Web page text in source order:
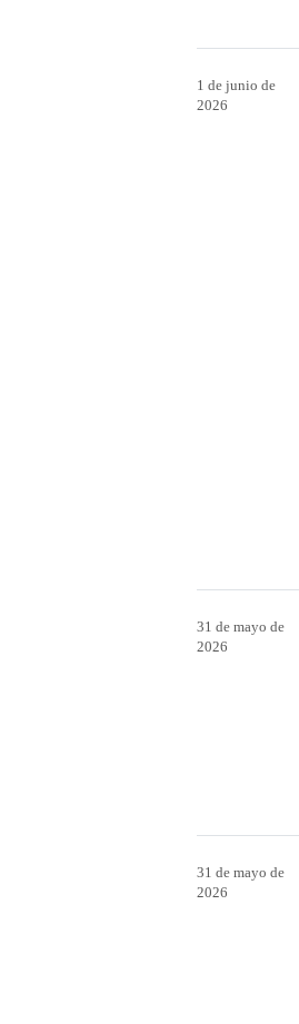
1 de junio de
2026
31 de mayo de
2026
31 de mayo de
2026